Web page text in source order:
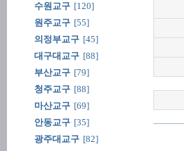
수원교구 [120]
원주교구 [55]
의정부교구 [45]
대구대교구 [88]
부산교구 [79]
청주교구 [88]
마산교구 [69]
안동교구 [35]
광주대교구 [82]